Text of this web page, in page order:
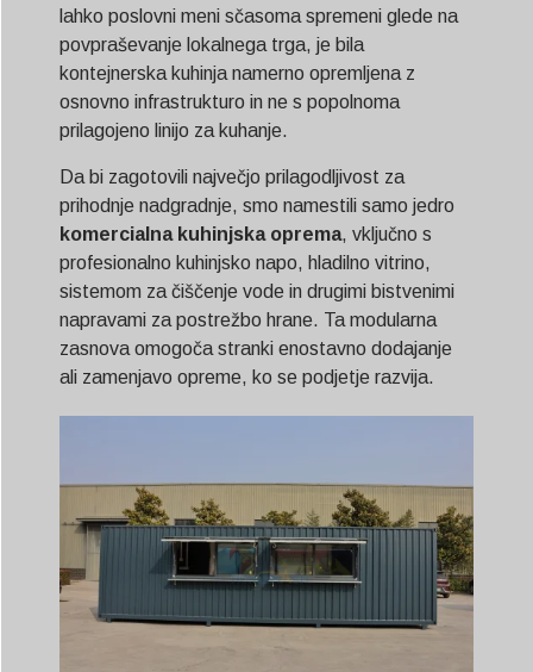
lahko poslovni meni sčasoma spremeni glede na
povpraševanje lokalnega trga, je bila
kontejnerska kuhinja namerno opremljena z
osnovno infrastrukturo in ne s popolnoma
prilagojeno linijo za kuhanje.
Da bi zagotovili največjo prilagodljivost za
prihodnje nadgradnje, smo namestili samo jedro
komercialna kuhinjska oprema, vključno s
profesionalno kuhinjsko napo, hladilno vitrino,
sistemom za čiščenje vode in drugimi bistvenimi
napravami za postrežbo hrane. Ta modularna
zasnova omogoča stranki enostavno dodajanje
ali zamenjavo opreme, ko se podjetje razvija.